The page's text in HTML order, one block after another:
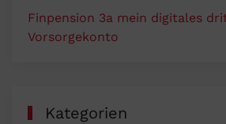
Finpension 3a mein digitales
Vorsorgekonto
Kategorien